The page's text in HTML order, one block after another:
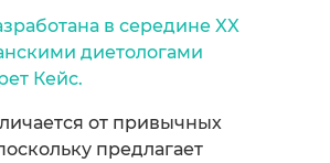
в середине XX
диетологами
Кейс.
от привычных
предлагает